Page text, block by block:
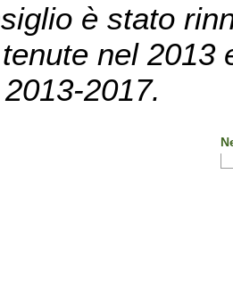
è stato
nel 2013
2017.